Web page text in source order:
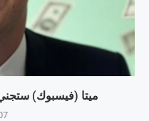
ميتا (فيسبوك)